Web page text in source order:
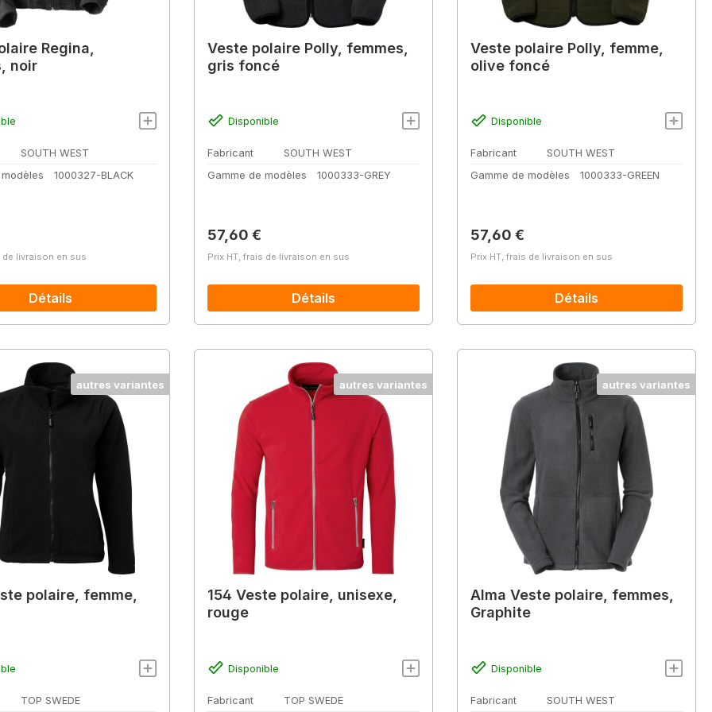
Regina,
noir
SOUTH WEST
1000327-BLACK
:
de livraison en sus
Détails
Veste polaire Polly, femmes,
gris foncé
Disponible
Fabricant
SOUTH WEST
Gamme de modèles
1000333-GREY
Prix régulier :
57,60 €
Prix HT, frais de livraison en sus
Détails
Veste polaire Polly, femme,
olive foncé
Disponible
Fabricant
SOUTH WEST
Gamme de modèles
1000333-GREEN
Prix régulier :
57,60 €
Prix HT, frais de livraison en sus
Détails
autres variantes
polaire, femme,
TOP SWEDE
autres variantes
154 Veste polaire, unisexe,
rouge
Disponible
Fabricant TOP SWEDE
autres variantes
Alma Veste polaire, femmes,
Graphite
Disponible
Fabricant SOUTH WEST